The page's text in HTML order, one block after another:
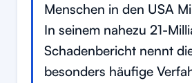
Menschen in den USA
In seinem nahezu 21-
Schadenbericht nennt
besonders häufige